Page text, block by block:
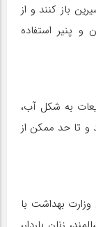
باز کنند و از
و پنیر استفاده
سحر ۸ تا ۱۰ لیوان مایعات به شکل آب،
تا حد ممکن از
وزارت بهداشت با